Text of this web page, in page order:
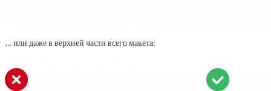
… или даже в верхней части всего макета: